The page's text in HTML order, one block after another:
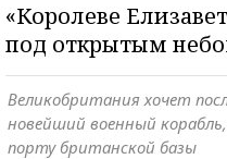
«Королеве
под открытым
Великобритания хочет
новейший военный
порту британской базы